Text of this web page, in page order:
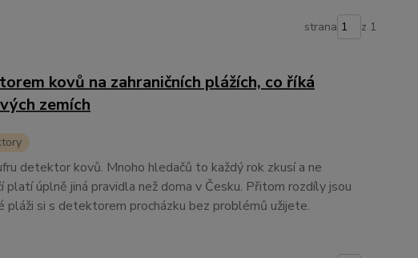
strana z 1
kovů na zahraničních plážích, co říká
zemích
detektor kovů. Mnoho hledačů to každý rok zkusí a ne
platí úplně jiná pravidla než doma v Česku. Přitom rozdíly jsou
pláži si s detektorem procházku bez problémů užijete.